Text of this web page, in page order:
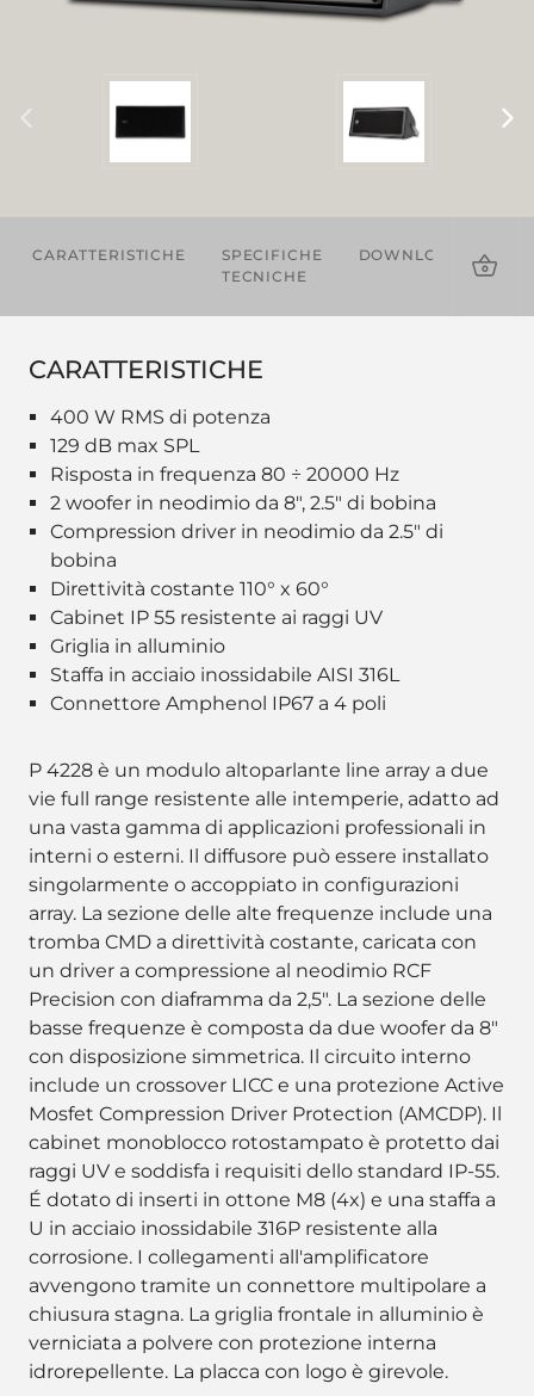
CARATTERISTICHE
SPECIFICHE
TECNICHE
DOWNLOADS
CARATTERISTICHE
400 W RMS di potenza
129 dB max SPL
Risposta in frequenza 80 ÷ 20000 Hz
2 woofer in neodimio da 8", 2.5" di bobina
Compression driver in neodimio da 2.5" di
bobina
Direttività costante 110° x 60°
Cabinet IP 55 resistente ai raggi UV
Griglia in alluminio
Staffa in acciaio inossidabile AISI 316L
Connettore Amphenol IP67 a 4 poli
P 4228 è un modulo altoparlante line array a due
vie full range resistente alle intemperie, adatto ad
una vasta gamma di applicazioni professionali in
interni o esterni. Il diffusore può essere installato
singolarmente o accoppiato in configurazioni
array. La sezione delle alte frequenze include una
tromba CMD a direttività costante, caricata con
un driver a compressione al neodimio RCF
Precision con diaframma da 2,5". La sezione delle
basse frequenze è composta da due woofer da 8"
con disposizione simmetrica. Il circuito interno
include un crossover LICC e una protezione Active
Mosfet Compression Driver Protection (AMCDP). Il
cabinet monoblocco rotostampato è protetto dai
raggi UV e soddisfa i requisiti dello standard IP-55.
É dotato di inserti in ottone M8 (4x) e una staffa a
U in acciaio inossidabile 316P resistente alla
corrosione. I collegamenti all'amplificatore
avvengono tramite un connettore multipolare a
chiusura stagna. La griglia frontale in alluminio è
verniciata a polvere con protezione interna
idrorepellente. La placca con logo è girevole.